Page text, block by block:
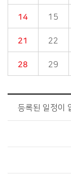
14 15
21 22
28 29
등록된 일정이